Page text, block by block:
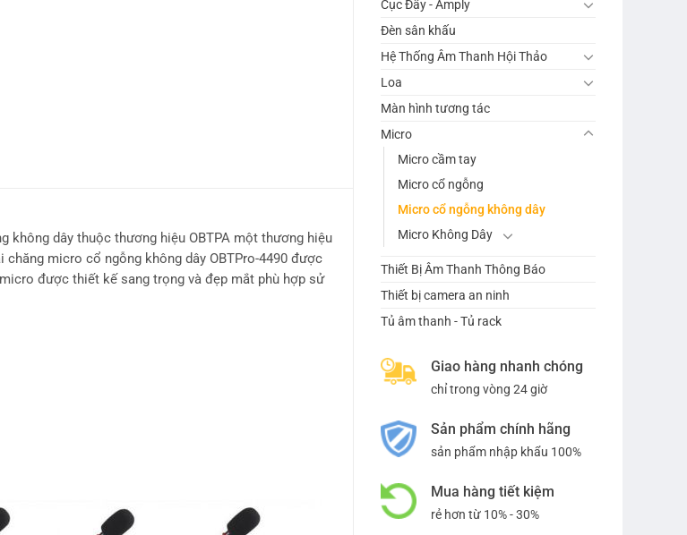
Cục Đẩy - Amply
Đèn sân khấu
Hệ Thống Âm Thanh Hội Thảo
Loa
Màn hình tương tác
Micro
Micro cầm tay
Micro cổ ngỗng
Micro cổ ngỗng không dây
Micro Không Dây
Thiết Bị Âm Thanh Thông Báo
Thiết bị camera an ninh
Tủ âm thanh - Tủ rack
Giao hàng nhanh chóng
chỉ trong vòng 24 giờ
Sản phẩm chính hãng
sản phẩm nhập khẩu 100%
Mua hàng tiết kiệm
rẻ hơn từ 10% - 30%
không dây thuộc thương hiệu OBTPA một thương hiệu
micro cổ ngỗng không dây OBTPro-4490 được
được thiết kế sang trọng và đẹp mắt phù hợp sử